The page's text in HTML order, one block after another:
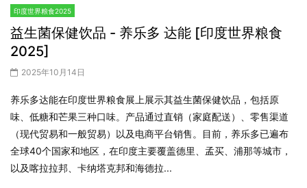
印度世界粮食2025
益生菌保健饮品 - 养乐多 达能 [印度世界粮食
2025]
2025年10月14日
养乐多达能在印度世界粮食展上展示其益生菌保健饮品，包括原
味、低糖和芒果三种口味。产品通过直销（家庭配送）、零售渠道
（现代贸易和一般贸易）以及电商平台销售。目前，养乐多已遍布
全球40个国家和地区，在印度主要覆盖德里、孟买、浦那等城市，
以及喀拉拉邦、卡纳塔克邦和海德拉...